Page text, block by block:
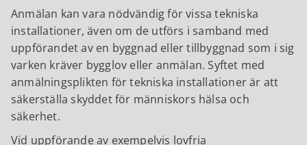
Anmälan kan vara nödvändig för vissa tekniska
installationer, även om de utförs i samband med
uppförandet av en byggnad eller tillbyggnad som i sig
varken kräver bygglov eller anmälan. Syftet med
anmälningsplikten för tekniska installationer är att
säkerställa skyddet för människors hälsa och
säkerhet.
Vid uppförande av exempelvis lovfria